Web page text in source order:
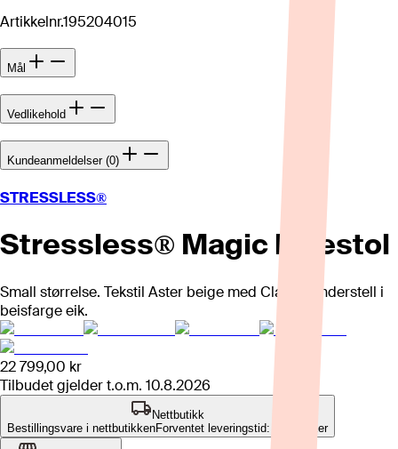
Artikkelnr.195204015
Mål
Vedlikehold
Kundeanmeldelser (0)
STRESSLESS®
Stressless® Magic lenestol
Small størrelse. Tekstil Aster beige med Classic understell i
beisfarge eik.
22 799,00 kr
Tilbudet gjelder t.o.m. 10.8.2026
Nettbutikk
Bestillingsvare i nettbutikkenForventet leveringstid: 10-12 uker